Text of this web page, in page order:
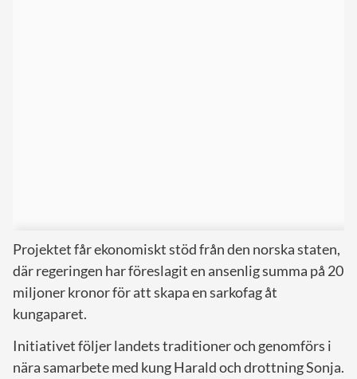
Projektet får ekonomiskt stöd från den norska staten,
där regeringen har föreslagit en ansenlig summa på 20
miljoner kronor för att skapa en sarkofag åt
kungaparet.
Initiativet följer landets traditioner och genomförs i
nära samarbete med kung Harald och drottning Sonja.